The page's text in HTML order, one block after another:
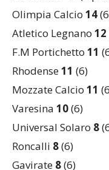
Atletico Legnano12
F.M Portichetto11
Rhodense11(6)
Mozzate Calcio11
Varesina10(6)
Universal Solaro
Roncalli8 (6)
Gavirate8 (6)
Tradate 6(6)